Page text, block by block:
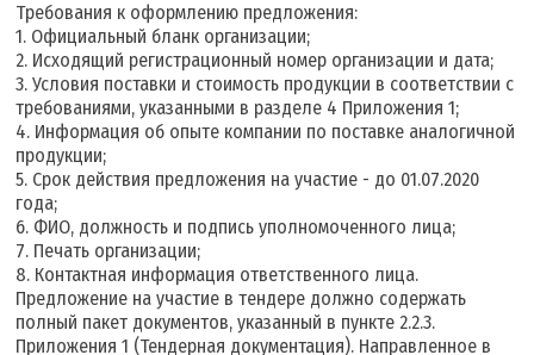
Требования к оформлению предложения:
1. Официальный бланк организации;
2. Исходящий регистрационный номер организации и дата;
3. Условия поставки и стоимость продукции в соответствии с
требованиями, указанными в разделе 4 Приложения 1;
4. Информация об опыте компании по поставке аналогичной
продукции;
5. Срок действия предложения на участие - до 01.07.2020
года;
6. ФИО, должность и подпись уполномоченного лица;
7. Печать организации;
8. Контактная информация ответственного лица.
Предложение на участие в тендере должно содержать
полный пакет документов, указанный в пункте 2.2.3.
Приложения 1 (Тендерная документация). Направленное в